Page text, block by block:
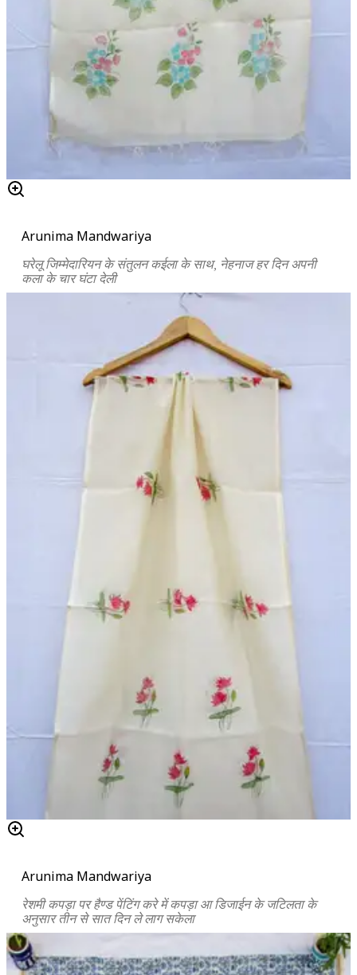
Arunima Mandwariya
घरेलू जिम्मेदारियन के संतुलन कईला के साथ, नेहनाज हर दिन अपनी
कला के चार घंटा देली
Arunima Mandwariya
रेशमी कपड़ा पर हैण्ड पेंटिंग करे में कपड़ा आ डिजाईन के जटिलता के
अनुसार तीन से सात दिन ले लाग सकेला